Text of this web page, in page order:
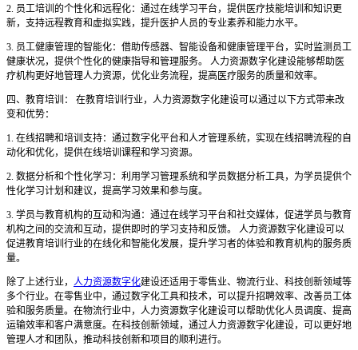
2. 员工培训的个性化和远程化：通过在线学习平台，提供医疗技能培训和知识更
新，支持远程教育和虚拟实践，提升医护人员的专业素养和能力水平。
3. 员工健康管理的智能化：借助传感器、智能设备和健康管理平台，实时监测员工
健康状况，提供个性化的健康指导和管理服务。 人力资源数字化建设能够帮助医
疗机构更好地管理人力资源，优化业务流程，提高医疗服务的质量和效率。
四、教育培训： 在教育培训行业，人力资源数字化建设可以通过以下方式带来改
变和优势：
1. 在线招聘和培训支持：通过数字化平台和人才管理系统，实现在线招聘流程的自
动化和优化，提供在线培训课程和学习资源。
2. 数据分析和个性化学习：利用学习管理系统和学员数据分析工具，为学员提供个
性化学习计划和建议，提高学习效果和参与度。
3. 学员与教育机构的互动和沟通：通过在线学习平台和社交媒体，促进学员与教育
机构之间的交流和互动，提供即时的学习支持和反馈。 人力资源数字化建设可以
促进教育培训行业的在线化和智能化发展，提升学习者的体验和教育机构的服务质
量。
除了上述行业， 人力资源数字化建设还适用于零售业、物流行业、科技创新领域等
多个行业。在零售业中，通过数字化工具和技术，可以提升招聘效率、改善员工体
验和服务质量。在物流行业中，人力资源数字化建设可以帮助优化人员调度、提高
运输效率和客户满意度。在科技创新领域，通过人力资源数字化建设，可以更好地
管理人才和团队，推动科技创新和项目的顺利进行。